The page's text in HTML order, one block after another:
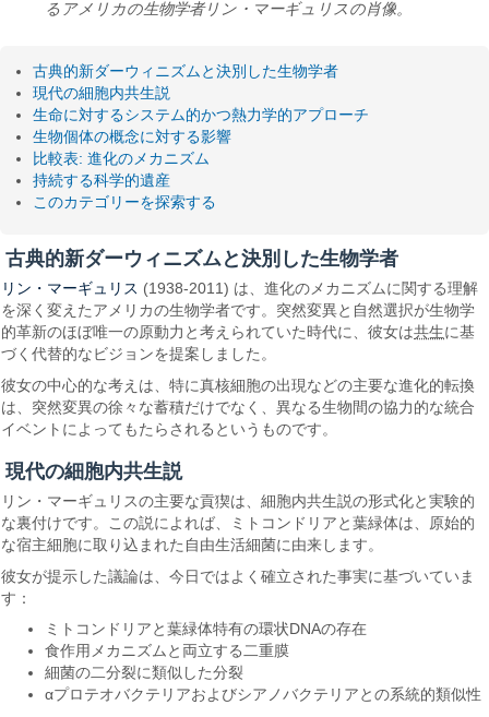
るアメリカの生物学者リン・マーギュリスの肖像。
古典的新ダーウィニズムと決別した生物学者
現代の細胞内共生説
生命に対するシステム的かつ熱力学的アプローチ
生物個体の概念に対する影響
比較表: 進化のメカニズム
持続する科学的遺産
このカテゴリーを探索する
古典的新ダーウィニズムと決別した生物学者
リン・マーギュリス (1938-2011) は、進化のメカニズムに関する理解
を深く変えたアメリカの生物学者です。突然変異と自然選択が生物学
的革新のほぼ唯一の原動力と考えられていた時代に、彼女は共生に基
づく代替的なビジョンを提案しました。
彼女の中心的な考えは、特に真核細胞の出現などの主要な進化的転換
は、突然変異の徐々な蓄積だけでなく、異なる生物間の協力的な統合
イベントによってもたらされるというものです。
現代の細胞内共生説
リン・マーギュリスの主要な貢猰は、細胞内共生説の形式化と実験的
な裏付けです。この説によれば、ミトコンドリアと葉緑体は、原始的
な宿主細胞に取り込まれた自由生活細菌に由来します。
彼女が提示した議論は、今日ではよく確立された事実に基づいていま
す：
ミトコンドリアと葉緑体特有の環状DNAの存在
食作用メカニズムと両立する二重膜
細菌の二分裂に類似した分裂
αプロテオバクテリアおよびシアノバクテリアとの系統的類似性